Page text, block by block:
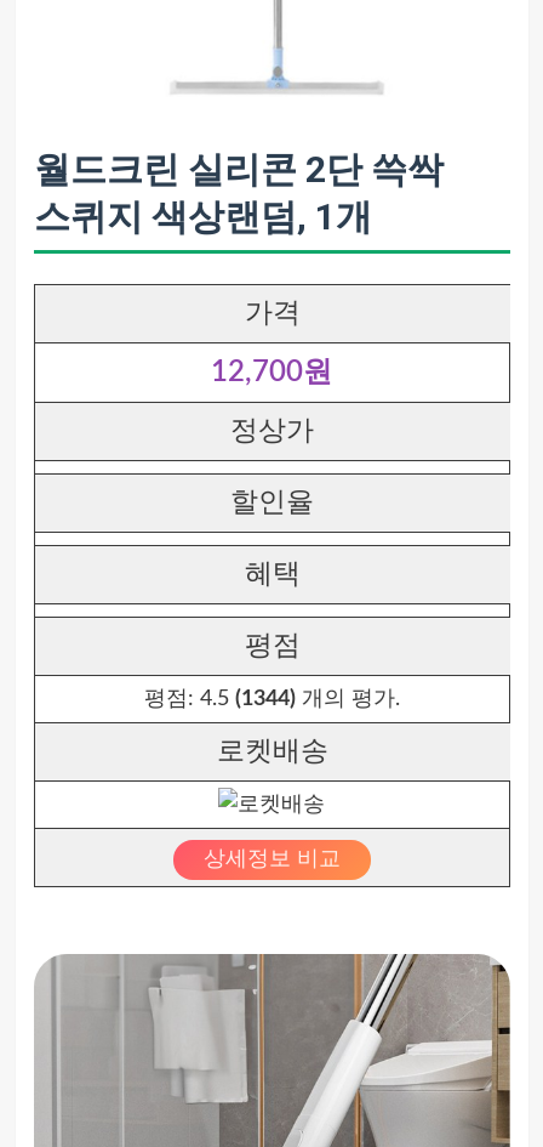
월드크린 실리콘 2단 쓱싹
스퀴지 색상랜덤, 1개
가격
12,700원
정상가
할인율
혜택
평점
평점: 4.5 (1344)개의 평가.
로켓배송
상세정보 비교